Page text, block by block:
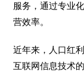
服务，通过专业
营效率。
近年来，人口红
互联网信息技术